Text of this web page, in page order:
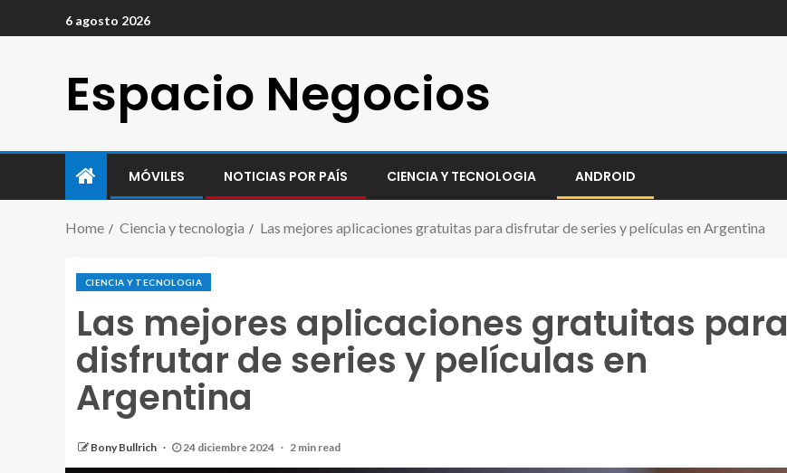
6 agosto 2026
Espacio Negocios
MÓVILES NOTICIAS POR PAÍS CIENCIA Y TECNOLOGIA ANDROID
Home Ciencia y tecnologia Las mejores aplicaciones gratuitas para disfrutar de series y películas en Argentina
CIENCIA Y TECNOLOGIA
Las mejores aplicaciones gratuitas para
disfrutar de series y películas en
Argentina
Bony Bullrich 24 diciembre 2024 2 min read